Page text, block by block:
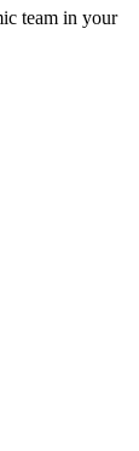
team in your